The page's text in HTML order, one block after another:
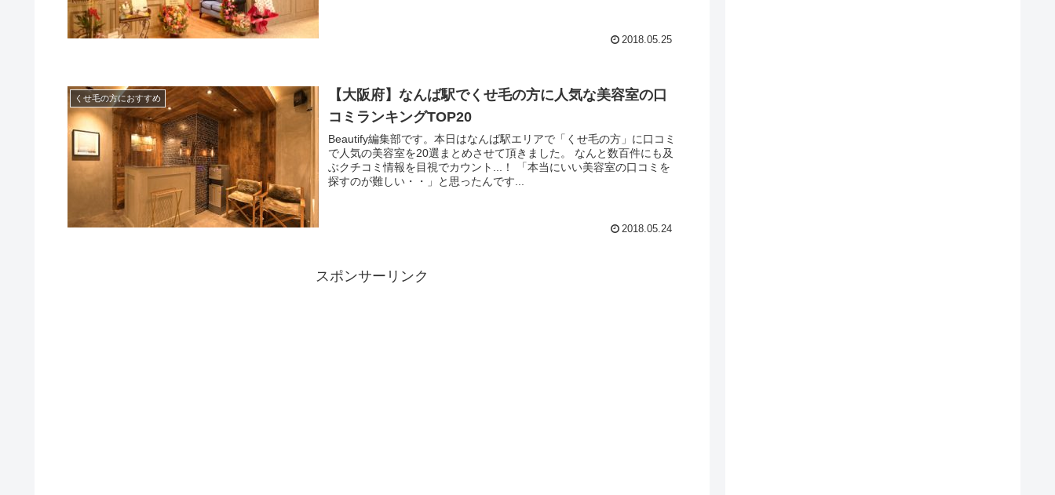
2018.05.25
くせ毛の方におすすめ
【大阪府】なんば駅でくせ毛の方に人気な美容室の口
コミランキングTOP20
Beautify編集部です。本日はなんば駅エリアで「くせ毛の方」に口コミ
で人気の美容室を20選まとめさせて頂きました。 なんと数百件にも及
ぶクチコミ情報を目視でカウント...！ 「本当にいい美容室の口コミを
探すのが難しい・・」と思ったんです...
2018.05.24
スポンサーリンク